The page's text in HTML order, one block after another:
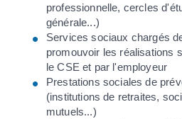
professionnelle, cercles
générale...)
Services sociaux chargés
promouvoir les réalisations
le CSE et par l'employeur
Prestations sociales de
(institutions de retraites,
mutuels...)